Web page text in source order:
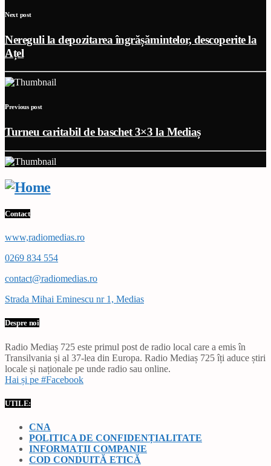
Next post
Nereguli la depozitarea îngrășămintelor, descoperite la
Ațel
Previous post
Turneu caritabil de baschet 3×3 la Mediaș
Contact
www,radiomedias.ro
0269 834 554
contact@radiomedias.ro
Strada Mihai Eminescu nr 1, Medias
Despre noi
Radio Mediaș 725 este primul post de radio local care a emis în
Transilvania și al 37-lea din Europa. Radio Mediaș 725 îți aduce știri
locale și naționale pe unde radio sau online.
Hai și pe #Facebook
UTILE:
CNA
POLITICA DE CONFIDENȚIALITATE
INFORMAȚII COMPANIE
COD CONDUITĂ ETICĂ